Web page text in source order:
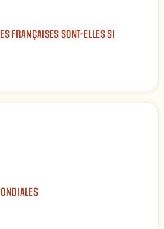
FRANÇAISES SONT-ELLES SI